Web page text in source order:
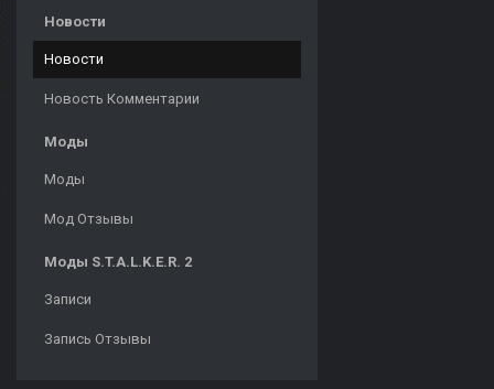
Новости
Новости
Новость Комментарии
Моды
Моды
Мод Отзывы
Моды S.T.A.L.K.E.R. 2
Записи
Запись Отзывы